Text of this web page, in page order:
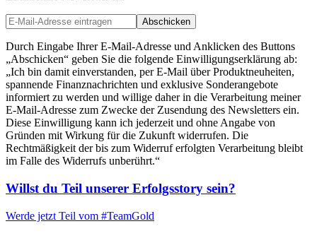
Abschicken
Durch Eingabe Ihrer E-Mail-Adresse und Anklicken des Buttons
„Abschicken“ geben Sie die folgende Einwilligungserklärung ab:
„Ich bin damit einverstanden, per E-Mail über Produktneuheiten,
spannende Finanznachrichten und exklusive Sonderangebote
informiert zu werden und willige daher in die Verarbeitung meiner
E-Mail-Adresse zum Zwecke der Zusendung des Newsletters ein.
Diese Einwilligung kann ich jederzeit und ohne Angabe von
Gründen mit Wirkung für die Zukunft widerrufen. Die
Rechtmäßigkeit der bis zum Widerruf erfolgten Verarbeitung bleibt
im Falle des Widerrufs unberührt.“
Willst du Teil unserer Erfolgsstory sein?
Werde jetzt Teil vom #TeamGold